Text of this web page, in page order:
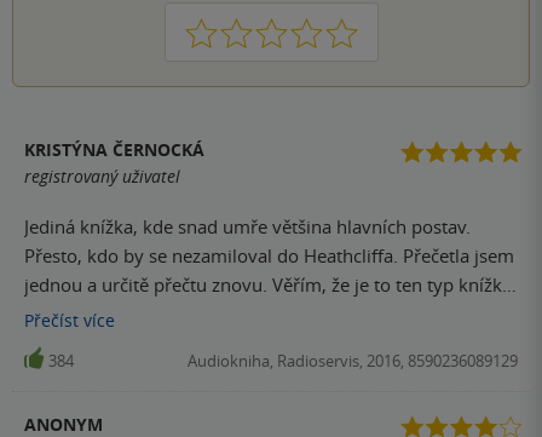
1 2 3 4 5
KRISTÝNA ČERNOCKÁ
registrovaný uživatel
Jediná knížka, kde snad umře většina hlavních postav.
Přesto, kdo by se nezamiloval do Heathcliffa. Přečetla jsem
jednou a určitě přečtu znovu. Věřím, že je to ten typ knížku,
kterou čtete furt dokola a pokaždé si tam něco najdete.
Doporučuji!
Přečíst více
384 Audiokniha, Radioservis, 2016, 8590236089129
ANONYM